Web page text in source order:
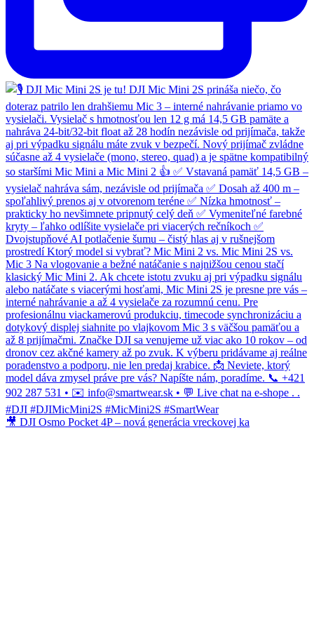
🎥 DJI Osmo Pocket 4P – nová generácia vreckovej ka